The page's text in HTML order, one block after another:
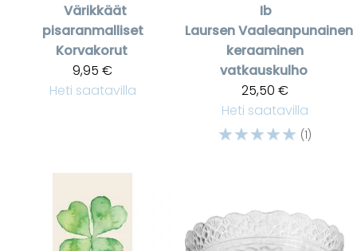
Värikkäät
pisaranmalliset
Korvakorut
9,95 €
Heti saatavilla
Ib
LaursenVaaleanpunainen
keraaminen
vatkauskulho
25,50 €
Heti saatavilla
☆☆☆☆☆ (1)